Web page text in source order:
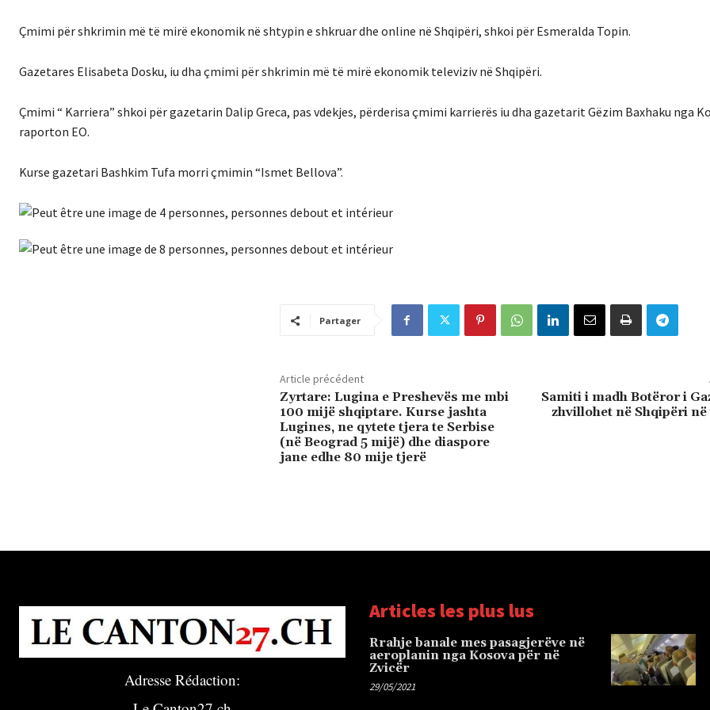
Çmimi për shkrimin më të mirë ekonomik në shtypin e shkruar dhe online në Shqipëri, shkoi për Esmeralda Topin.
Gazetares Elisabeta Dosku, iu dha çmimi për shkrimin më të mirë ekonomik televiziv në Shqipëri.
Çmimi “ Karriera” shkoi për gazetarin Dalip Greca, pas vdekjes, përderisa çmimi karrierës iu dha gazetarit Gëzim Baxhaku nga
raporton EO.
Kurse gazetari Bashkim Tufa morri çmimin “Ismet Bellova”.
Partager
Article précédent
Zyrtare: Lugina e Preshevës me mbi
100 mijë shqiptare. Kurse jashta
Lugines, ne qytete tjera te Serbise
(në Beograd 5 mijë) dhe diaspore
jane edhe 80 mije tjerë
Samiti i madh Botëror i
zhvillohet në Shqipëri
Adresse Rédaction:
Articles les plus lus
Rrahje banale mes pasagjerëve në
aeroplanin nga Kosova për në
Zvicër
29/05/2021